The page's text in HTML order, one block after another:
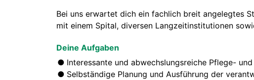
Bei uns erwartet dich ein fachlich breit angelegtes
mit einem Spital, diversen Langzeitinstitutionen
Deine Aufgaben
Interessante und abwechslungsreiche Pflege-
Selbständige Planung und Ausführung der